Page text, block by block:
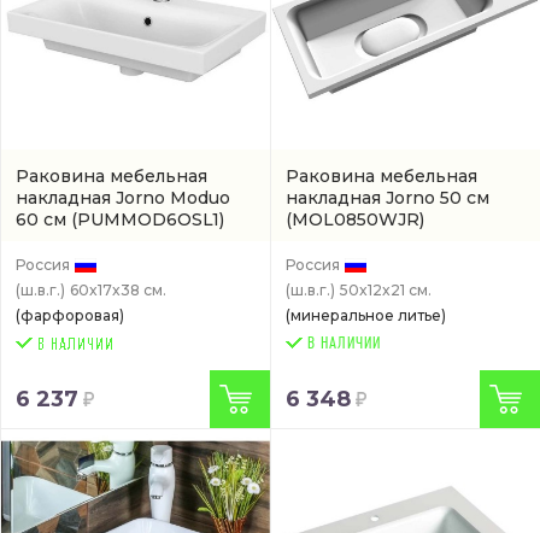
Раковина мебельная
накладная Jorno Moduo
60 см (PUMMOD6OSL1)
Россия
(ш.в.г.) 60x17x38 см.
(фарфоровая)
6 237
Раковина мебельная
накладная Jorno 50 см
(MOL0850WJR)
Россия
(ш.в.г.) 50x12x21 см.
(минеральное литье)
В НАЛИЧИИ
6 348